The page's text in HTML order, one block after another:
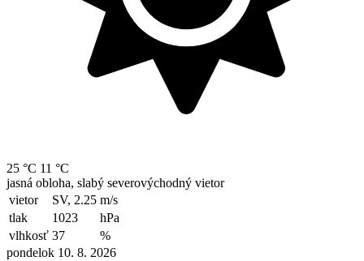
25 °C 11 °C
jasná obloha, slabý severovýchodný vietor
vietor
SV, 2.25 m/s
tlak
1023
hPa
vlhkosť 37
%
pondelok 10. 8. 2026